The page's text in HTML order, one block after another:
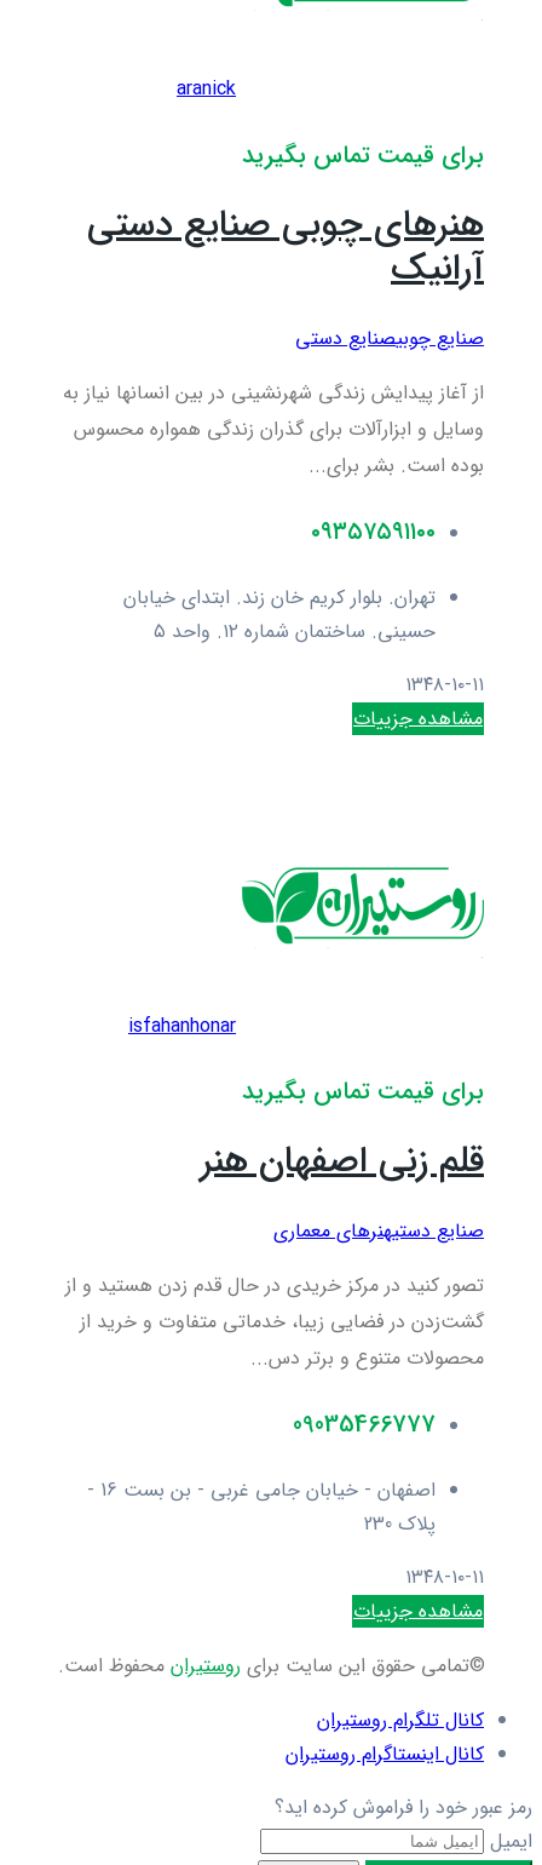
aranick
برای قیمت تماس بگیرید
هنرهای چوبی صنایع دستی
آرانیک
صنایع چوبیصنایع دستی
از آغاز پیدایش زندگی شهرنشینی در بین انسان­ها نیاز به
وسایل و ابزارآلات برای گذران زندگی همواره محسوس
بوده است. بشر برای...
۰۹۳۵۷۵۹۱۱۰۰
تهران. بلوار کریم خان زند. ابتدای خیابان
حسینی. ساختمان شماره ۱۲. واحد ۵
۱۳۴۸-۱۰-۱۱
مشاهده جزییات
isfahanhonar
برای قیمت تماس بگیرید
قلم زنی اصفهان هنر
صنایع دستیهنرهای معماری
تصور کنید در مرکز خریدی در حال قدم زدن هستید و از
گشت‌زدن در فضایی زیبا، خدماتی متفاوت و خرید از
محصولات متنوع و برتر دس...
09035466777
اصفهان - خیابان جامی غربی - بن بست 16 -
پلاک 230
۱۳۴۸-۱۰-۱۱
مشاهده جزییات
©تمامی حقوق این سایت برای روستیران محفوظ است.
کانال تلگرام روستیران
کانال اینستاگرام روستیران
رمز عبور خود را فراموش کرده اید؟
ایمیل